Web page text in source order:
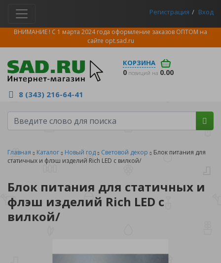
Регистрация Вход
ВНИМАНИЕ ! С 1 марта 2024 года оформление заказов ОПТОМ на
сайте opt.sad.ru
КОРЗИНА
0 позиций на 0.00
8 (343) 216-64-41
Главная Каталог Новый год Световой декор
Блок питания для
статичных и флэш изделий Rich LED с вилкой/
Блок питания для статичных и
флэш изделий Rich LED с
вилкой/